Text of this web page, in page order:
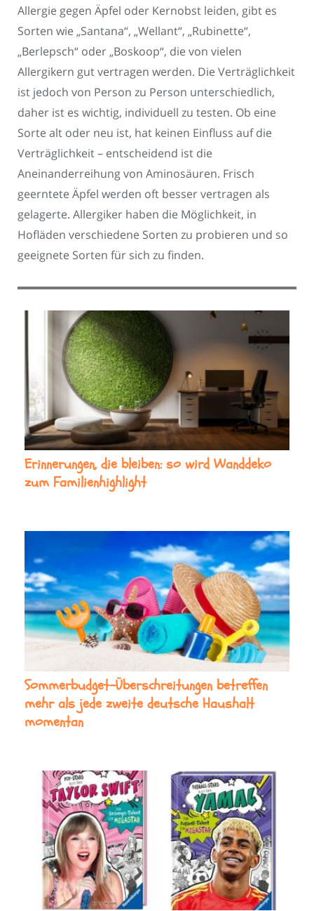
Allergie gegen Äpfel oder Kernobst leiden, gibt es
Sorten wie „Santana“, „Wellant“, „Rubinette“,
„Berlepsch“ oder „Boskoop“, die von vielen
Allergikern gut vertragen werden. Die Verträglichkeit
ist jedoch von Person zu Person unterschiedlich,
daher ist es wichtig, individuell zu testen. Ob eine
Sorte alt oder neu ist, hat keinen Einfluss auf die
Verträglichkeit – entscheidend ist die
Aneinanderreihung von Aminosäuren. Frisch
geerntete Äpfel werden oft besser vertragen als
gelagerte. Allergiker haben die Möglichkeit, in
Hofläden verschiedene Sorten zu probieren und so
geeignete Sorten für sich zu finden.
Erinnerungen, die bleiben: so wird Wanddeko
zum Familienhighlight
Sommerbudget-Überschreitungen betreffen
mehr als jede zweite deutsche Haushalt
momentan